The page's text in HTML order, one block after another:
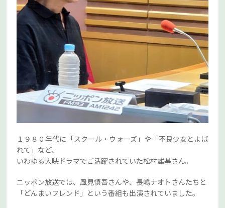
１９８０年代に「スクール・ウォーズ」や「不良少女とよば
れて」など、
いわゆる大映ドラマでご活躍されていた松村雄基さん。
ニッポン放送では、風見慎吾さんや、長嶋ナオトさんたちと
「どんまいフレンド」という番組も出演されていました。